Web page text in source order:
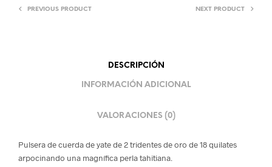
PREVIOUS PRODUCT NEXT PRODUCT
DESCRIPCIÓN
INFORMACIÓN ADICIONAL
VALORACIONES (0)
Pulsera de cuerda de yate de 2 tridentes de oro de 18 quilates
arpocinando una magnífica perla tahitiana.